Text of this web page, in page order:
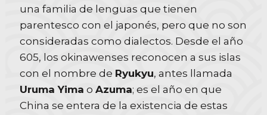
una familia de lenguas que tienen
parentesco con el japonés, pero que no son
consideradas como dialectos. Desde el año
605, los okinawenses reconocen a sus islas
con el nombre de Ryukyu, antes llamada
Uruma Yima oAzuma; es el año en que
China se entera de la existencia de estas